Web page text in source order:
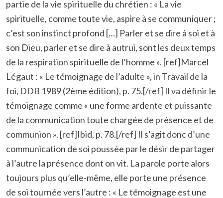
partie de la vie spirituelle du chrétien : « La vie
spirituelle, comme toute vie, aspire à se communiquer ;
c’est son instinct profond […] Parler et se dire à soi et à
son Dieu, parler et se dire à autrui, sont les deux temps
de la respiration spirituelle de l’homme ». [ref]Marcel
Légaut : « Le témoignage de l’adulte », in Travail de la
foi, DDB 1989 (2ème édition), p. 75.[/ref] Il va définir le
témoignage comme « une forme ardente et puissante
de la communication toute chargée de présence et de
communion ». [ref]Ibid, p. 78.[/ref] Il s’agit donc d’une
communication de soi poussée par le désir de partager
à l’autre la présence dont on vit. La parole porte alors
toujours plus qu’elle-même, elle porte une présence
de soi tournée vers l’autre : « Le témoignage est une